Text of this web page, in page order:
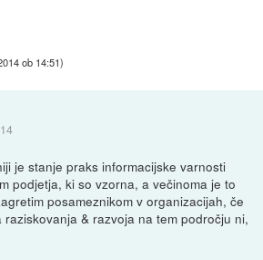
ob 14:51)
je stanje praks informacijske varnosti
podjetja, ki so vzorna, a večinoma je to
posameznikom v organizacijah, če
& razvoja na tem področju ni,